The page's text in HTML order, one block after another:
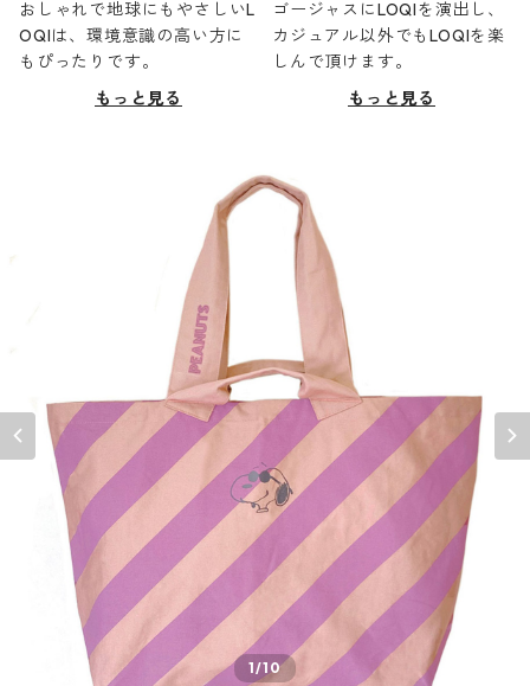
おしゃれで地球にもやさしいL
OQIは、環境意識の高い方に
もぴったりです。
もっと見る
ゴージャスにLOQIを演出し、
カジュアル以外でもLOQIを楽
しんで頂けます。
もっと見る
1/10